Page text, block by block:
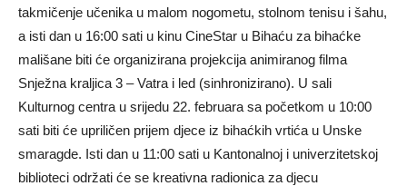
takmičenje učenika u malom nogometu, stolnom tenisu i šahu,
a isti dan u 16:00 sati u kinu CineStar u Bihaću za bihaćke
mališane biti će organizirana projekcija animiranog filma
Snježna kraljica 3 – Vatra i led (sinhronizirano). U sali
Kulturnog centra u srijedu 22. februara sa početkom u 10:00
sati biti će upriličen prijem djece iz bihaćkih vrtića u Unske
smaragde. Isti dan u 11:00 sati u Kantonalnoj i univerzitetskoj
biblioteci održati će se kreativna radionica za djecu